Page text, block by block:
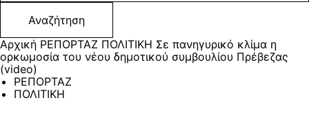
Αρχική ΡΕΠΟΡΤΑΖ ΠΟΛΙΤΙΚΗ Σε πανηγυρικό κλίμα η
ορκωμοσία του νέου δημοτικού συμβουλίου Πρέβεζας
(video)
ΡΕΠΟΡΤΑΖ
ΠΟΛΙΤΙΚΗ